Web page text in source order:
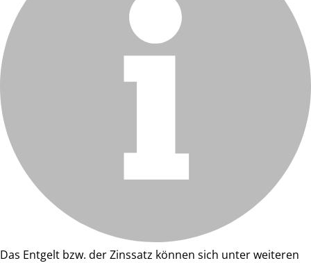
Das Entgelt bzw. der Zinssatz können sich unter weiteren